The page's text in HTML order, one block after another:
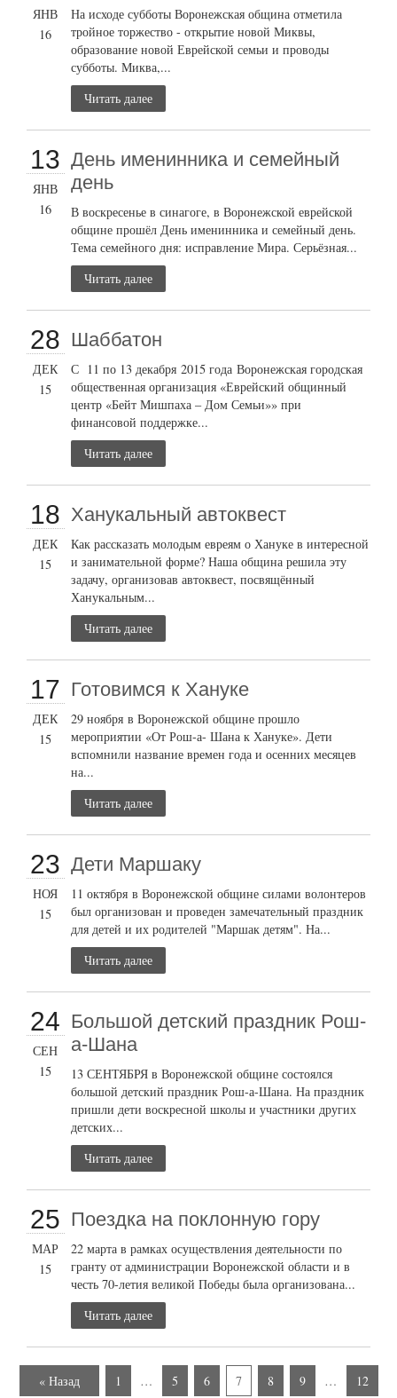
ЯНВ
16
На исходе субботы Воронежская община отметила
тройное торжество - открытие новой Миквы,
образование новой Еврейской семьи и проводы
субботы. Миква,...
Читать далее
13
ЯНВ
16
День именинника и семейный
день
В воскресенье в синагоге, в Воронежской еврейской
общине прошёл День именинника и семейный день.
Тема семейного дня: исправление Мира. Серьёзная...
Читать далее
28
ДЕК
15
Шаббатон
С 11 по 13 декабря 2015 года Воронежская городская
общественная организация «Еврейский общинный
центр «Бейт Мишпаха – Дом Семьи»» при
финансовой поддержке...
Читать далее
18
ДЕК
15
Ханукальный автоквест
Как рассказать молодым евреям о Хануке в интересной
и занимательной форме? Наша община решила эту
задачу, организовав автоквест, посвящённый
Ханукальным...
Читать далее
17
ДЕК
15
Готовимся к Хануке
29 ноября в Воронежской общине прошло
мероприятии «От Рош-а- Шана к Хануке». Дети
вспомнили название времен года и осенних месяцев
на...
Читать далее
23
НОЯ
15
Дети Маршаку
11 октября в Воронежской общине силами волонтеров
был организован и проведен замечательный праздник
для детей и их родителей "Маршак детям". На...
Читать далее
24
СЕН
15
Большой детский праздник Рош-
а-Шана
13 СЕНТЯБРЯ в Воронежской общине состоялся
большой детский праздник Рош-а-Шана. На праздник
пришли дети воскресной школы и участники других
детских...
Читать далее
25
МАР
15
Поездка на поклонную гору
22 марта в рамках осуществления деятельности по
гранту от администрации Воронежской области и в
честь 70-летия великой Победы была организована...
Читать далее
« Назад 1 … 5 6 7 8 9 … 12